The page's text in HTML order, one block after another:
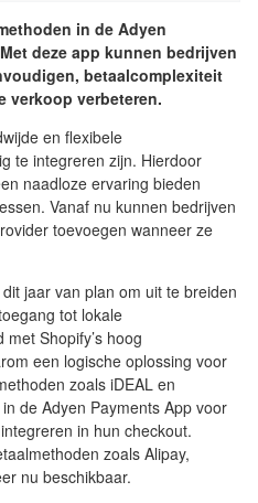
in de Adyen
deze app kunnen bedrijven
betaalcomplexiteit
verkoop verbeteren.
en flexibele
te integreren zijn. Hierdoor
naadloze ervaring bieden
Vanaf nu kunnen bedrijven
toevoegen wanneer ze
jaar van plan om uit te breiden
tot lokale
Shopify’s hoog
een logische oplossing voor
zoals iDEAL en
de Adyen Payments App voor
in hun checkout.
zoals Alipay,
nu beschikbaar.